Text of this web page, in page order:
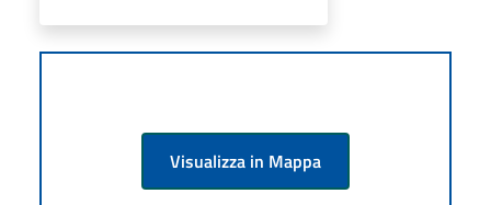
Visualizza in Mappa